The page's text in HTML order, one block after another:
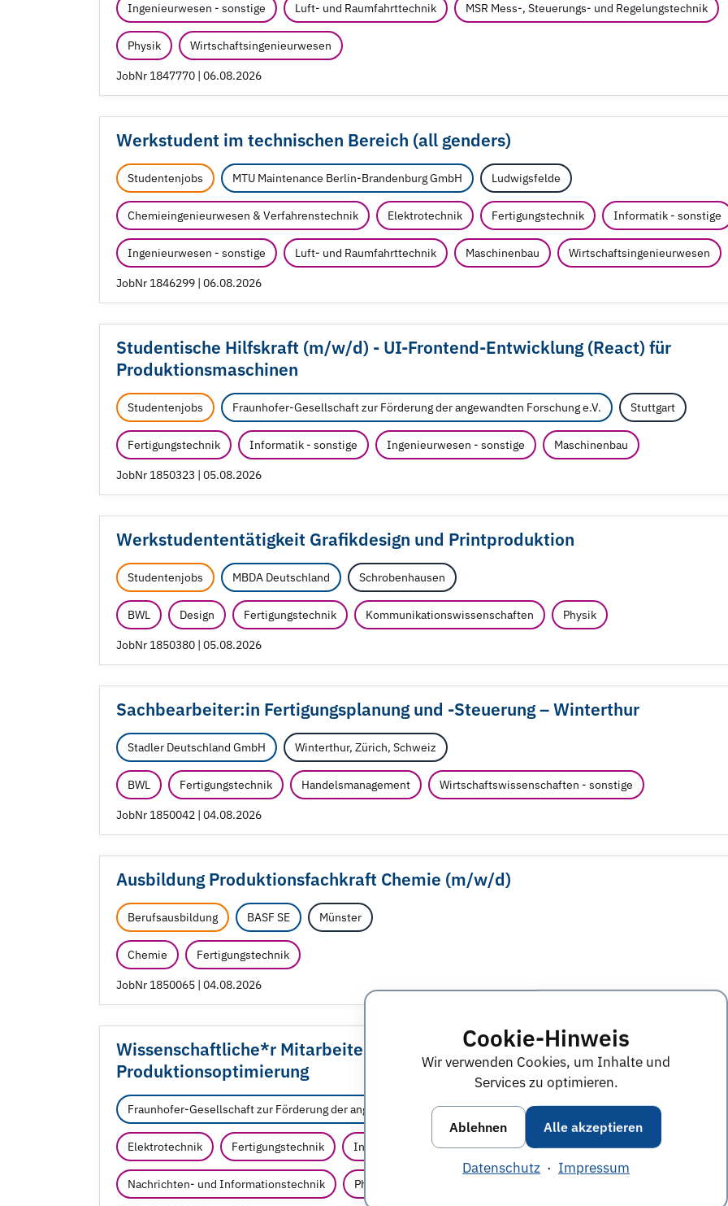
Cookie-Hinweis
Wir verwenden Cookies, um Inhalte und
Services zu optimieren.
Ablehnen Alle akzeptieren
Datenschutz · Impressum
Ingenieurwesen - sonstige Luft- und Raumfahrttechnik MSR Mess-, Steuerungs- und Regelungstechnik
Physik Wirtschaftsingenieurwesen
JobNr 1847770 | 06.08.2026
Werkstudent im technischen Bereich (all genders)
Studentenjobs MTU Maintenance Berlin-Brandenburg GmbH Ludwigsfelde
Chemieingenieurwesen & Verfahrenstechnik Elektrotechnik Fertigungstechnik Informatik - sonstige
Ingenieurwesen - sonstige Luft- und Raumfahrttechnik Maschinenbau Wirtschaftsingenieurwesen
JobNr 1846299 | 06.08.2026
Studentische Hilfskraft (m/w/d) - UI-Frontend-Entwicklung (React) für
Produktionsmaschinen
Studentenjobs Fraunhofer-Gesellschaft zur Förderung der angewandten Forschung e.V. Stuttgart
Fertigungstechnik Informatik - sonstige Ingenieurwesen - sonstige Maschinenbau
JobNr 1850323 | 05.08.2026
Werkstudententätigkeit Grafikdesign und Printproduktion
Studentenjobs MBDA Deutschland Schrobenhausen
BWL Design Fertigungstechnik Kommunikationswissenschaften Physik
JobNr 1850380 | 05.08.2026
Sachbearbeiter:in Fertigungsplanung und -Steuerung – Winterthur
Stadler Deutschland GmbH Winterthur, Zürich, Schweiz
BWL Fertigungstechnik Handelsmanagement Wirtschaftswissenschaften - sonstige
JobNr 1850042 | 04.08.2026
Ausbildung Produktionsfachkraft Chemie (m/w/d)
Berufsausbildung BASF SE Münster
Chemie Fertigungstechnik
JobNr 1850065 | 04.08.2026
Wissenschaftliche*r Mitarbeiter*in für die Anwendung industrieller KI zur
Produktionsoptimierung
Fraunhofer-Gesellschaft zur Förderung der angewandten Forschung e.V. Berlin
Elektrotechnik Fertigungstechnik Informatik - sonstige Ingenieurwesen - sonstige
Nachrichten- und Informationstechnik Physik